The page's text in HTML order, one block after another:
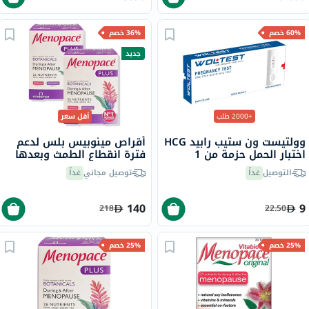
60% خصم
+2000 طلب
وولتيست ون ستيب رابيد HCG
اختبار الحمل حزمة من 1
التوصيلغداً
9
22.50
36% خصم
جديد
أقل سعر
أقراص مينوبيس بلس لدعم
فترة انقطاع الطمث وبعدها
فيتابيوتكس - 2 × 56 قرص
توصيل مجانيغداً
140
218
25% خصم 25% خصم